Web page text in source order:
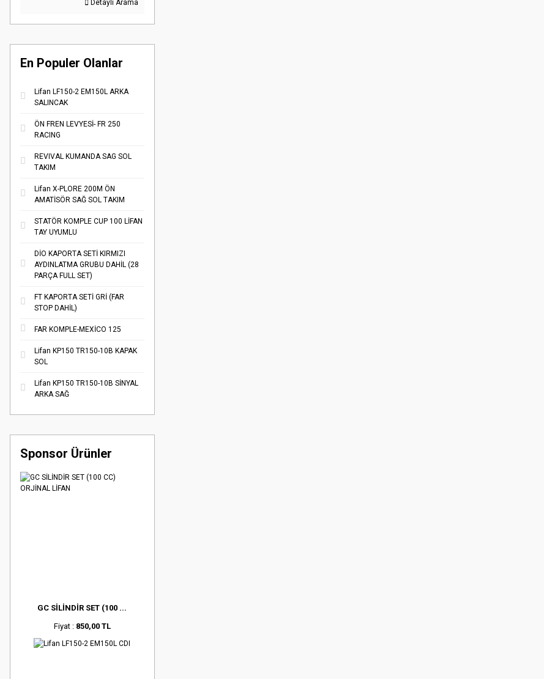
Detaylı Arama
En Populer Olanlar
Lifan LF150-2 EM150L ARKA
SALINCAK
ÖN FREN LEVYESİ- FR 250
RACING
REVIVAL KUMANDA SAG SOL
TAKIM
Lifan X-PLORE 200M ÖN
AMATİSÖR SAĞ SOL TAKIM
STATÖR KOMPLE CUP 100 LİFAN
TAY UYUMLU
DİO KAPORTA SETİ KIRMIZI
AYDINLATMA GRUBU DAHİL (28
PARÇA FULL SET)
FT KAPORTA SETİ GRİ (FAR
STOP DAHİL)
FAR KOMPLE-MEXİCO 125
Lifan KP150 TR150-10B KAPAK
SOL
Lifan KP150 TR150-10B SİNYAL
ARKA SAĞ
Sponsor Ürünler
GC SİLİNDİR SET (100 ...
Fiyat : 850,00 TL